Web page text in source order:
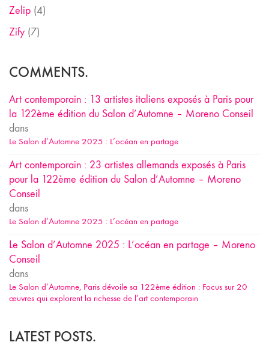
Zelip (4)
Zify (7)
COMMENTS.
Art contemporain : 13 artistes italiens exposés à Paris pour
la 122ème édition du Salon d’Automne – Moreno Conseil
dans
Le Salon d’Automne 2025 : L’océan en partage
Art contemporain : 23 artistes allemands exposés à Paris
pour la 122ème édition du Salon d’Automne – Moreno
Conseil
dans
Le Salon d’Automne 2025 : L’océan en partage
Le Salon d’Automne 2025 : L’océan en partage – Moreno
Conseil
dans
Le Salon d’Automne, Paris dévoile sa 122ème édition : Focus sur 20
œuvres qui explorent la richesse de l’art contemporain
LATEST POSTS.